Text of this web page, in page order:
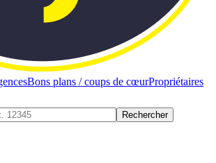
Bons plans / coups de cœurPropriétaires
Rechercher